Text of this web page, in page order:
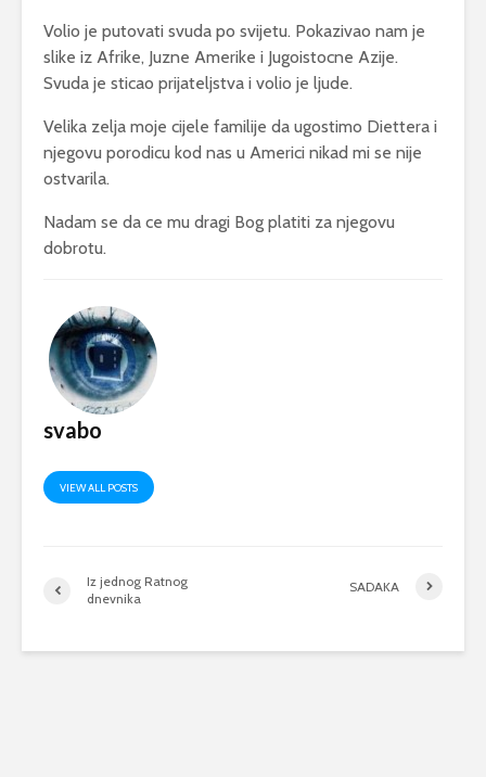
Volio je putovati svuda po svijetu. Pokazivao nam je
slike iz Afrike, Juzne Amerike i Jugoistocne Azije.
Svuda je sticao prijateljstva i volio je ljude.
Velika zelja moje cijele familije da ugostimo Diettera i
njegovu porodicu kod nas u Americi nikad mi se nije
ostvarila.
Nadam se da ce mu dragi Bog platiti za njegovu
dobrotu.
svabo
VIEW ALL POSTS
Iz jednog Ratnog
dnevnika
SADAKA